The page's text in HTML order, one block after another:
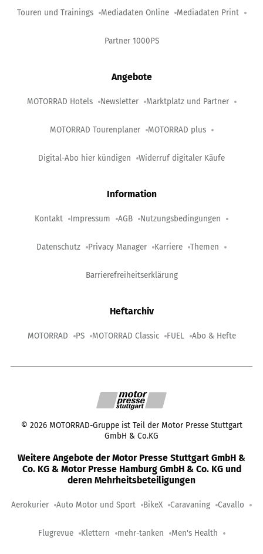
Touren und Trainings Mediadaten Online Mediadaten Print
Partner 1000PS
Angebote
MOTORRAD Hotels Newsletter Marktplatz und Partner
MOTORRAD Tourenplaner MOTORRAD plus
Digital-Abo hier kündigen Widerruf digitaler Käufe
Information
Kontakt Impressum AGB Nutzungsbedingungen
Datenschutz Privacy Manager Karriere Themen
Barrierefreiheitserklärung
Heftarchiv
MOTORRAD PS MOTORRAD Classic FUEL Abo & Hefte
© 2026 MOTORRAD-Gruppe ist Teil der Motor Presse Stuttgart
GmbH & Co.KG
Weitere Angebote der Motor Presse Stuttgart GmbH &
Co. KG & Motor Presse Hamburg GmbH & Co. KG und
deren Mehrheitsbeteiligungen
Aerokurier Auto Motor und Sport BikeX Caravaning Cavallo
Flugrevue Klettern mehr-tanken Men's Health